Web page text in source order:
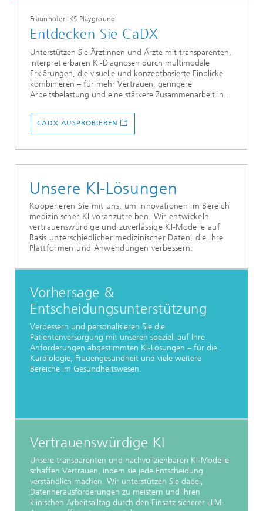
Fraunhofer IKS Playground
Entdecken Sie CaDX
Unterstützen Sie Ärztinnen und Ärzte mit transparenten,
interpretierbaren KI-Diagnosen durch multimodale
Erklärungen, die visuelle und konzeptbasierte Einblicke
kombinieren – für mehr Vertrauen, geringere
Arbeitsbelastung und eine stärkere Zusammenarbeit in...
CADX AUSPROBIEREN
Unsere KI-Lösungen
Kooperieren Sie mit uns, um Innovationen im Bereich
medizinischer KI voranzutreiben. Wir entwickeln
vertrauenswürdige und zuverlässige KI-Modelle auf
Basis unterschiedlicher medizinischer Daten, die Ihre
Plattformen und Anwendungen verbessern.
Vorhersage &
Entscheidungsunterstützung
Verbessern und personalisieren Sie die
Patientenversorgung mit unseren speziell auf Ihre
Anforderungen abgestimmten KI-Lösungen – für die
Kardiologie, Frauengesundheit und viele weitere
Bereiche im Gesundheitswesen.
Vertrauenswürdige KI
Unsere transparenten und nachvollziehbaren KI-Modelle
schaffen Vertrauen, indem sie jede Entscheidung
verständlich machen. Wir unterstützen Sie dabei,
Datenherausforderungen zu meistern und Ihren
klinischen Arbeitsalltag durch den Einsatz sicherer LLM-